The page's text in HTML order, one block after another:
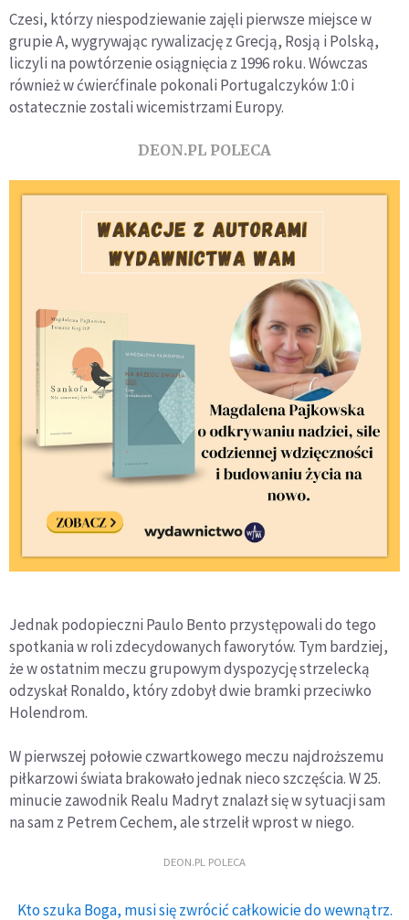
Czesi, którzy niespodziewanie zajęli pierwsze miejsce w
grupie A, wygrywając rywalizację z Grecją, Rosją i Polską,
liczyli na powtórzenie osiągnięcia z 1996 roku. Wówczas
również w ćwierćfinale pokonali Portugalczyków 1:0 i
ostatecznie zostali wicemistrzami Europy.
DEON.PL POLECA
Jednak podopieczni Paulo Bento przystępowali do tego
spotkania w roli zdecydowanych faworytów. Tym bardziej,
że w ostatnim meczu grupowym dyspozycję strzelecką
odzyskał Ronaldo, który zdobył dwie bramki przeciwko
Holendrom.
W pierwszej połowie czwartkowego meczu najdroższemu
piłkarzowi świata brakowało jednak nieco szczęścia. W 25.
minucie zawodnik Realu Madryt znalazł się w sytuacji sam
na sam z Petrem Cechem, ale strzelił wprost w niego.
DEON.PL POLECA
Kto szuka Boga, musi się zwrócić całkowicie do wewnątrz.